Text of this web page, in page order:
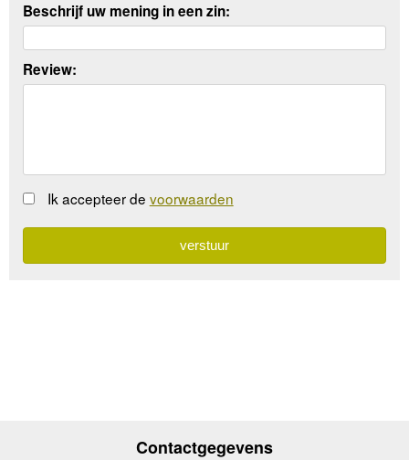
Beschrijf uw mening in een zin:
Review:
Ik accepteer de voorwaarden
Contactgegevens